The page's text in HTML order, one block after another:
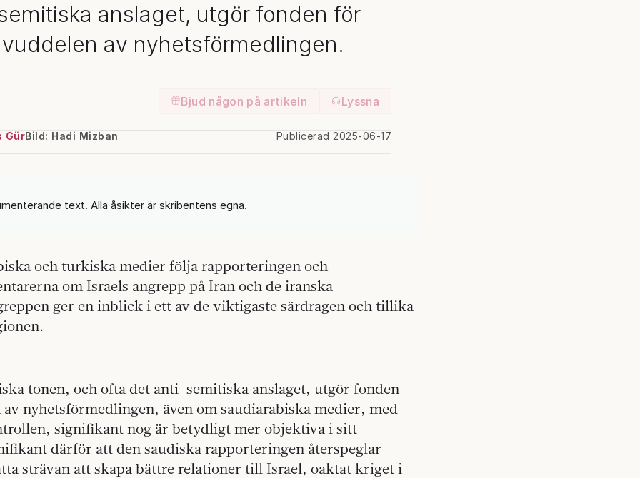
anslaget, utgör fonden för
av nyhetsförmedlingen.
Bjud någon på artikeln Lyssna
Gür Publicerad 2025-06-17
Bild: Hadi Mizban
text. Alla åsikter är skribentens egna.
och turkiska medier följa rapporteringen och
om Israels angrepp på Iran och de iranska
ger en inblick i ett av de viktigaste särdragen och tillika
tonen, och ofta det anti-semitiska anslaget, utgör fonden
nyhetsförmedlingen, även om saudiarabiska medier, med
signifikant nog är betydligt mer objektiva i sitt
därför att den saudiska rapporteringen återspeglar
strävan att skapa bättre relationer till Israel, oaktat kriget i